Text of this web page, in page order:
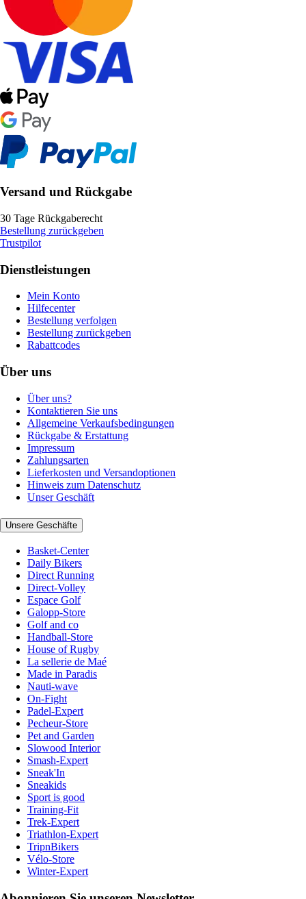
Versand und Rückgabe
30 Tage Rückgaberecht
Bestellung zurückgeben
Trustpilot
Dienstleistungen
Mein Konto
Hilfecenter
Bestellung verfolgen
Bestellung zurückgeben
Rabattcodes
Über uns
Über uns?
Kontaktieren Sie uns
Allgemeine Verkaufsbedingungen
Rückgabe & Erstattung
Impressum
Zahlungsarten
Lieferkosten und Versandoptionen
Hinweis zum Datenschutz
Unser Geschäft
Unsere Geschäfte
Basket-Center
Daily Bikers
Direct Running
Direct-Volley
Espace Golf
Galopp-Store
Golf and co
Handball-Store
House of Rugby
La sellerie de Maé
Made in Paradis
Nauti-wave
On-Fight
Padel-Expert
Pecheur-Store
Pet and Garden
Slowood Interior
Smash-Expert
Sneak'In
Sneakids
Sport is good
Training-Fit
Trek-Expert
Triathlon-Expert
TripnBikers
Vélo-Store
Winter-Expert